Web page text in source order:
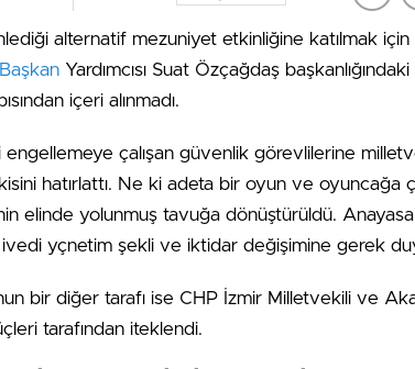
alternatif mezuniyet etkinliğine katılmak
Başkan Yardımcısı Suat Özçağdaş
içeri alınmadı.
çalışan güvenlik görevlilerine
hatırlattı. Ne ki adeta bir oyun ve oyuncağa
elinde yolunmuş tavuğa dönüştürüldü.
ivedi yçnetim şekli ve iktidar değişimine gerek
bir diğer tarafı ise CHP İzmir Milletvekili ve
tarafından iteklendi.